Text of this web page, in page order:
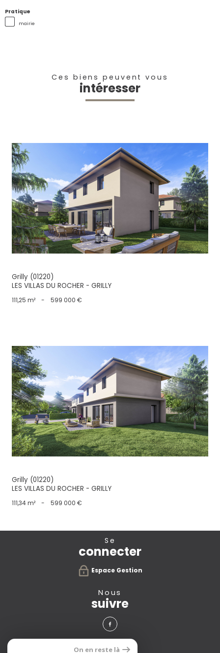
Pratique
mairie
Ces biens peuvent vous
intéresser
voir le bien
Grilly (01220)
LES VILLAS DU ROCHER - GRILLY
111,25 m² - 599 000 €
voir le bien
Grilly (01220)
LES VILLAS DU ROCHER - GRILLY
111,34 m² - 599 000 €
se
connecter
Espace Gestion
nous
suivre
avis
On en reste là